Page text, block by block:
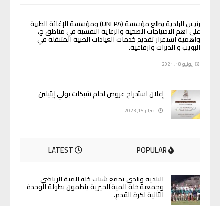
رئيس البلدية يطلع مؤسسة (UNFPA) ومؤسسة الإغاثة الطبية
على اهم الاحتياجات الصحية والرعاية النفسية في مناطق ج،
واهمية استمرار تقديم خدمات العيادات الطبية المتنقلة في
البويب و الديرات وارفاعية.
يونيو 18, 2021
إعلان استدراج عروض لحام شبكات بولي إيثيلين
فبراير 15, 2023
البلدية ونادي تجمع شباب خلة المية الرياضي
وجمعية خلة المية الخيرية ينظمون بطولة الوحدة
الثانية لكرة القدم.